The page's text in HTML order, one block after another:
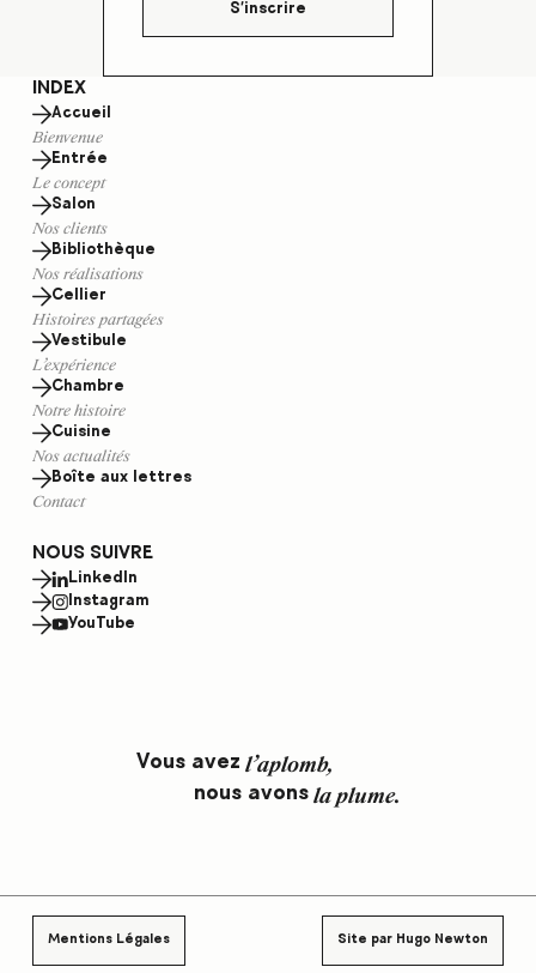
S'inscrire
INDEX
Accueil
Bienvenue
Entrée
Le concept
Salon
Nos clients
Bibliothèque
Nos réalisations
Cellier
Histoires partagées
Vestibule
L’expérience
Chambre
Notre histoire
Cuisine
Nos actualités
Boîte aux lettres
Contact
NOUS SUIVRE
LinkedIn
Instagram
YouTube
Vous avez l’aplomb,
nous avons la plume.
Mentions Légales Site par Hugo Newton